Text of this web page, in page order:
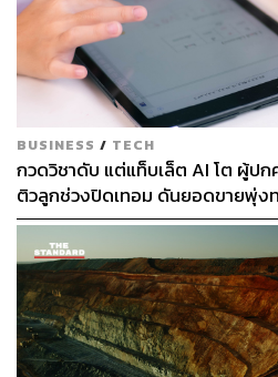
BUSINESS / TECH
กวดวิชาดับ แต่แท็บเล็ต AI โต ผู้ป
ติวลูกช่วงปิดเทอม ดันยอดขายพุ่งท